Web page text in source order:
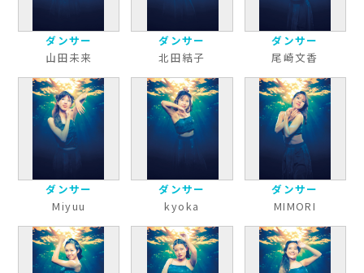
ダンサー
山田未来
ダンサー
北田結子
ダンサー
尾崎文香
ダンサー
Miyuu
ダンサー
kyoka
ダンサー
MIMORI